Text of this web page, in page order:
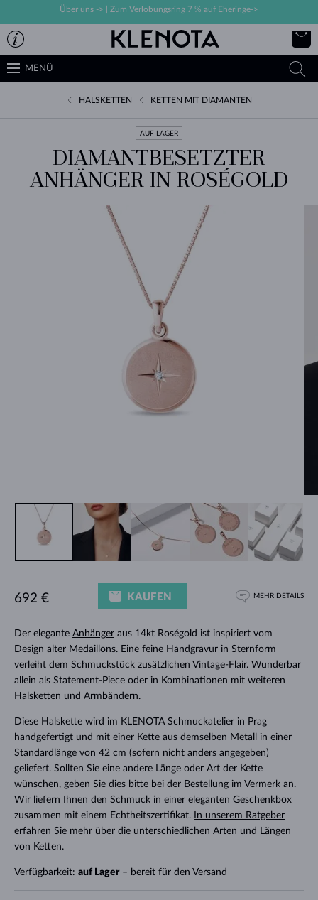
Über uns -> Zum Verlobungsring 7 % auf Eheringe->
MENÜ
HALSKETTEN KETTEN MIT DIAMANTEN
AUF LAGER
DIAMANTBESETZTER
ANHÄNGER IN ROSÉGOLD
Der elegante Anhängeraus 14kt Roségold ist inspiriert vom
Design alter Medaillons. Eine feine Handgravur in Sternform
verleiht dem Schmuckstück zusätzlichen Vintage-Flair. Wunderbar
allein als Statement-Piece oder in Kombinationen mit weiteren
Halsketten und Armbändern.
Diese Halskette wird im KLENOTA Schmuckatelier in Prag
handgefertigt und mit einer Kette aus demselben Metall in einer
Standardlänge von 42 cm (sofern nicht anders angegeben)
geliefert. Sollten Sie eine andere Länge oder Art der Kette
wünschen, geben Sie dies bitte bei der Bestellung im Vermerk an.
Wir liefern Ihnen den Schmuck in einer eleganten Geschenkbox
zusammen mit einem Echtheitszertifikat.
In unserem Ratgeber
erfahren Sie mehr über die unterschiedlichen Arten und Längen
von Ketten.
Verfügbarkeit: auf Lager– bereit für den Versand
692 € KAUFEN MEHR DETAILS